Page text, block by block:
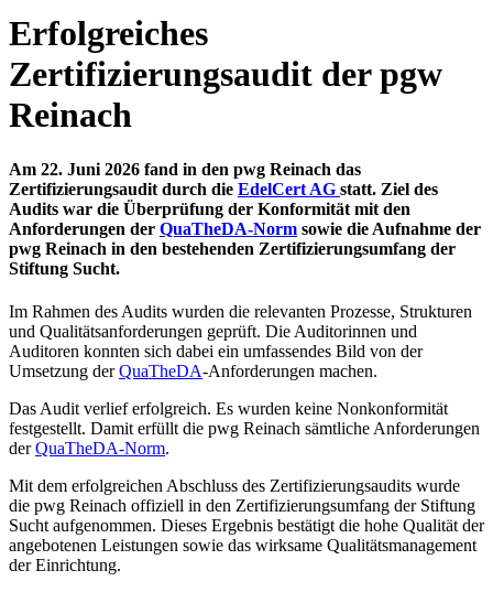
Erfolgreiches
Zertifizierungsaudit der pgw
Reinach
Am 22. Juni 2026 fand in den pwg Reinach das
Zertifizierungsaudit durch die EdelCert AG statt. Ziel des
Audits war die Überprüfung der Konformität mit den
Anforderungen der QuaTheDA-Norm sowie die Aufnahme der
pwg Reinach in den bestehenden Zertifizierungsumfang der
Stiftung Sucht.
Im Rahmen des Audits wurden die relevanten Prozesse, Strukturen
und Qualitätsanforderungen geprüft. Die Auditorinnen und
Auditoren konnten sich dabei ein umfassendes Bild von der
Umsetzung derQuaTheDA-Anforderungen machen.
Das Audit verlief erfolgreich. Es wurden keine Nonkonformität
festgestellt. Damit erfüllt die pwg Reinach sämtliche Anforderungen
derQuaTheDA-Norm.
Mit dem erfolgreichen Abschluss des Zertifizierungsaudits wurde
die pwg Reinach offiziell in den Zertifizierungsumfang der Stiftung
Sucht aufgenommen. Dieses Ergebnis bestätigt die hohe Qualität der
angebotenen Leistungen sowie das wirksame Qualitätsmanagement
der Einrichtung.